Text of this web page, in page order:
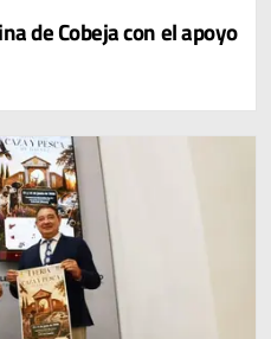
de Cobeja con el apoyo